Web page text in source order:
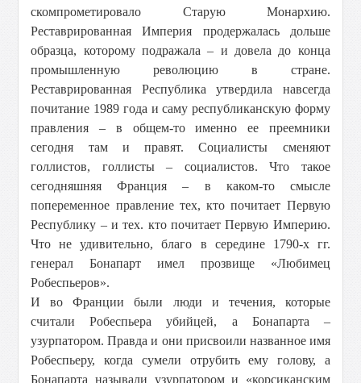
скомпрометировало Старую Монархию.
Реставрированная Империя продержалась дольше
образца, которому подражала – и довела до конца
промышленную революцию в стране.
Реставрированная Республика утвердила навсегда
почитание 1989 года и саму республиканскую форму
правления – в общем-то именно ее преемники
сегодня там и правят. Социалисты сменяют
голлистов, голлисты – социалистов. Что такое
сегодняшняя Франция – в каком-то смысле
попеременное правление тех, кто почитает Первую
Республику – и тех. кто почитает Первую Империю.
Что не удивительно, благо в середине 1790-х гг.
генерал Бонапарт имел прозвище «Любимец
Робеспьеров».
И во Франции были люди и течения, которые
считали Робеспьера убийцей, а Бонапарта –
узурпатором. Правда и они присвоили названное имя
Робеспьеру, когда сумели отрубить ему голову, а
Бонапарта называли узурпатором и «корсиканским